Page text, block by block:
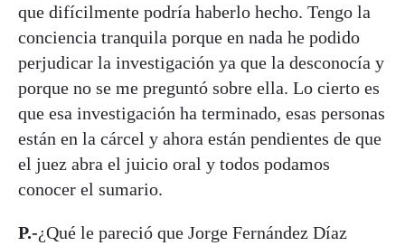
que difícilmente podría haberlo hecho. Tengo la
conciencia tranquila porque en nada he podido
perjudicar la investigación ya que la desconocía y
porque no se me preguntó sobre ella. Lo cierto es
que esa investigación ha terminado, esas personas
están en la cárcel y ahora están pendientes de que
el juez abra el juicio oral y todos podamos
conocer el sumario.
P.-¿Qué le pareció que Jorge Fernández Díaz